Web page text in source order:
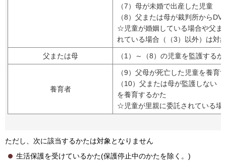
（7）母が未婚で出産した児童
（8）父または母が裁判所から
☆児童が婚姻している場合や父ま
れている場合（（3）以外）は対
父または母 （1）～（8）の児童を監護するか
養育者
（9）父母が死亡した児童を養育
（10）父または母が監護しない
を養育するかた
☆児童が里親に委託されている場
ただし、次に該当するかたは対象となりません
生活保護を受けているかた(保護停止中のかたを除く。)